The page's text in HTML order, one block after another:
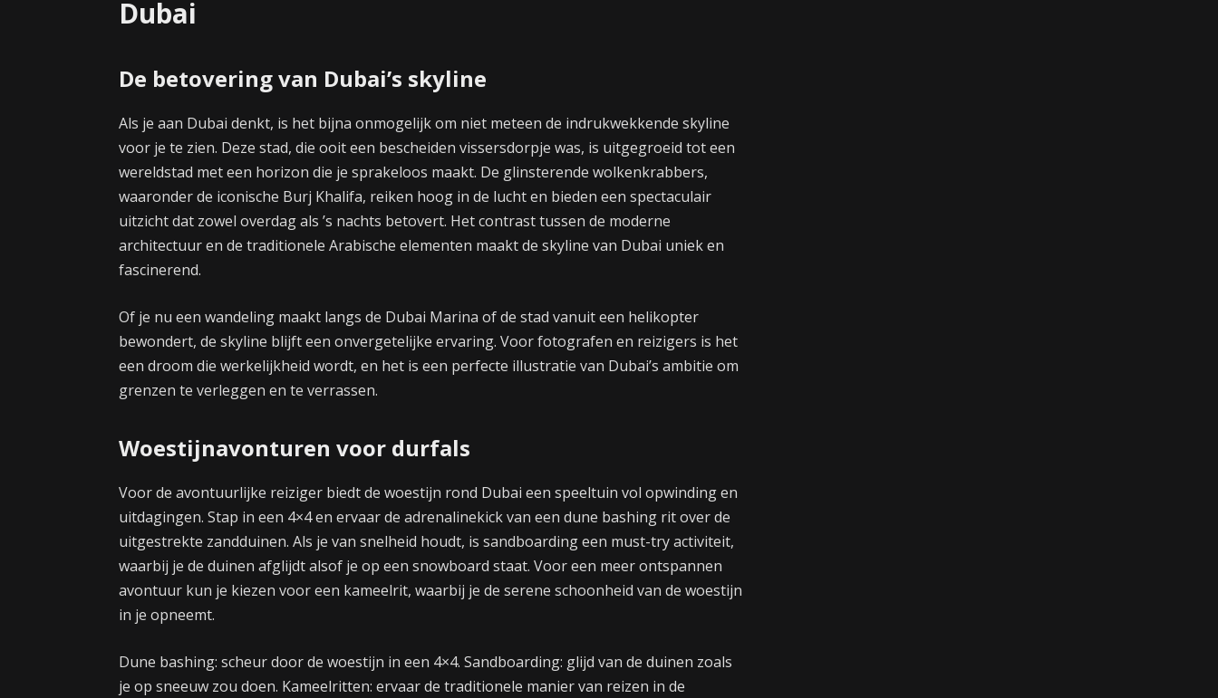
Dubai
De betovering van Dubai’s skyline
Als je aan Dubai denkt, is het bijna onmogelijk om niet meteen de indrukwekkende skyline
voor je te zien. Deze stad, die ooit een bescheiden vissersdorpje was, is uitgegroeid tot een
wereldstad met een horizon die je sprakeloos maakt. De glinsterende wolkenkrabbers,
waaronder de iconische Burj Khalifa, reiken hoog in de lucht en bieden een spectaculair
uitzicht dat zowel overdag als ’s nachts betovert. Het contrast tussen de moderne
architectuur en de traditionele Arabische elementen maakt de skyline van Dubai uniek en
fascinerend.
Of je nu een wandeling maakt langs de Dubai Marina of de stad vanuit een helikopter
bewondert, de skyline blijft een onvergetelijke ervaring. Voor fotografen en reizigers is het
een droom die werkelijkheid wordt, en het is een perfecte illustratie van Dubai’s ambitie om
grenzen te verleggen en te verrassen.
Woestijnavonturen voor durfals
Voor de avontuurlijke reiziger biedt de woestijn rond Dubai een speeltuin vol opwinding en
uitdagingen. Stap in een 4×4 en ervaar de adrenalinekick van een dune bashing rit over de
uitgestrekte zandduinen. Als je van snelheid houdt, is sandboarding een must-try activiteit,
waarbij je de duinen afglijdt alsof je op een snowboard staat. Voor een meer ontspannen
avontuur kun je kiezen voor een kameelrit, waarbij je de serene schoonheid van de woestijn
in je opneemt.
Dune bashing: scheur door de woestijn in een 4×4. Sandboarding: glijd van de duinen zoals
je op sneeuw zou doen. Kameelritten: ervaar de traditionele manier van reizen in de